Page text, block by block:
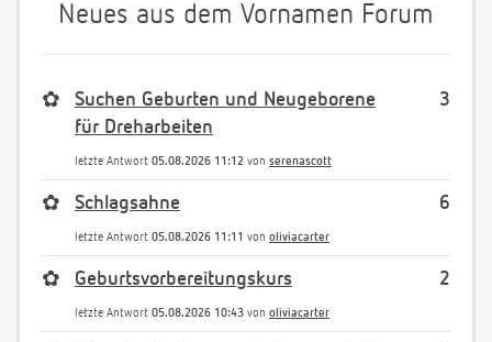
Neues aus dem Vornamen Forum
3
✿
Suchen Geburten und Neugeborene
für Dreharbeiten
letzte Antwort 05.08.2026 11:12 von serenascott
6
✿ Schlagsahne
letzte Antwort 05.08.2026 11:11 von oliviacarter
2
✿ Geburtsvorbereitungskurs
letzte Antwort 05.08.2026 10:43 von oliviacarter